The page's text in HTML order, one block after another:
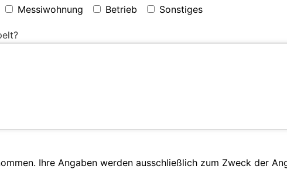
Messiwohnung Betrieb Sonstiges
Ihre Angaben werden ausschließlich zum Zweck der